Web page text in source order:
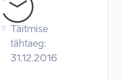
Täitmise
tähtaeg:
31.12.2016